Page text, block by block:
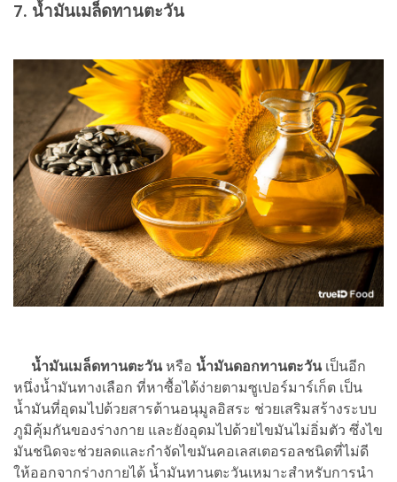
7. น้ำมันเมล็ดทานตะวัน
น้ำมันเมล็ดทานตะวันหรือ น้ำมันดอกทานตะวันเป็นอีก
หนึ่งน้ำมันทางเลือก ที่หาซื้อได้ง่ายตามซูเปอร์มาร์เก็ต เป็น
น้ำมันที่อุดมไปด้วยสารต้านอนุมูลอิสระ ช่วยเสริมสร้างระบบ
ภูมิคุ้มกันของร่างกาย และยังอุดมไปด้วยไขมันไม่อิ่มตัว ซึ่งไข
มันชนิดจะช่วยลดและกำจัดไขมันคอเลสเตอรอลชนิดที่ไม่ดี
ให้ออกจากร่างกายได้ น้ำมันทานตะวันเหมาะสำหรับการนำ